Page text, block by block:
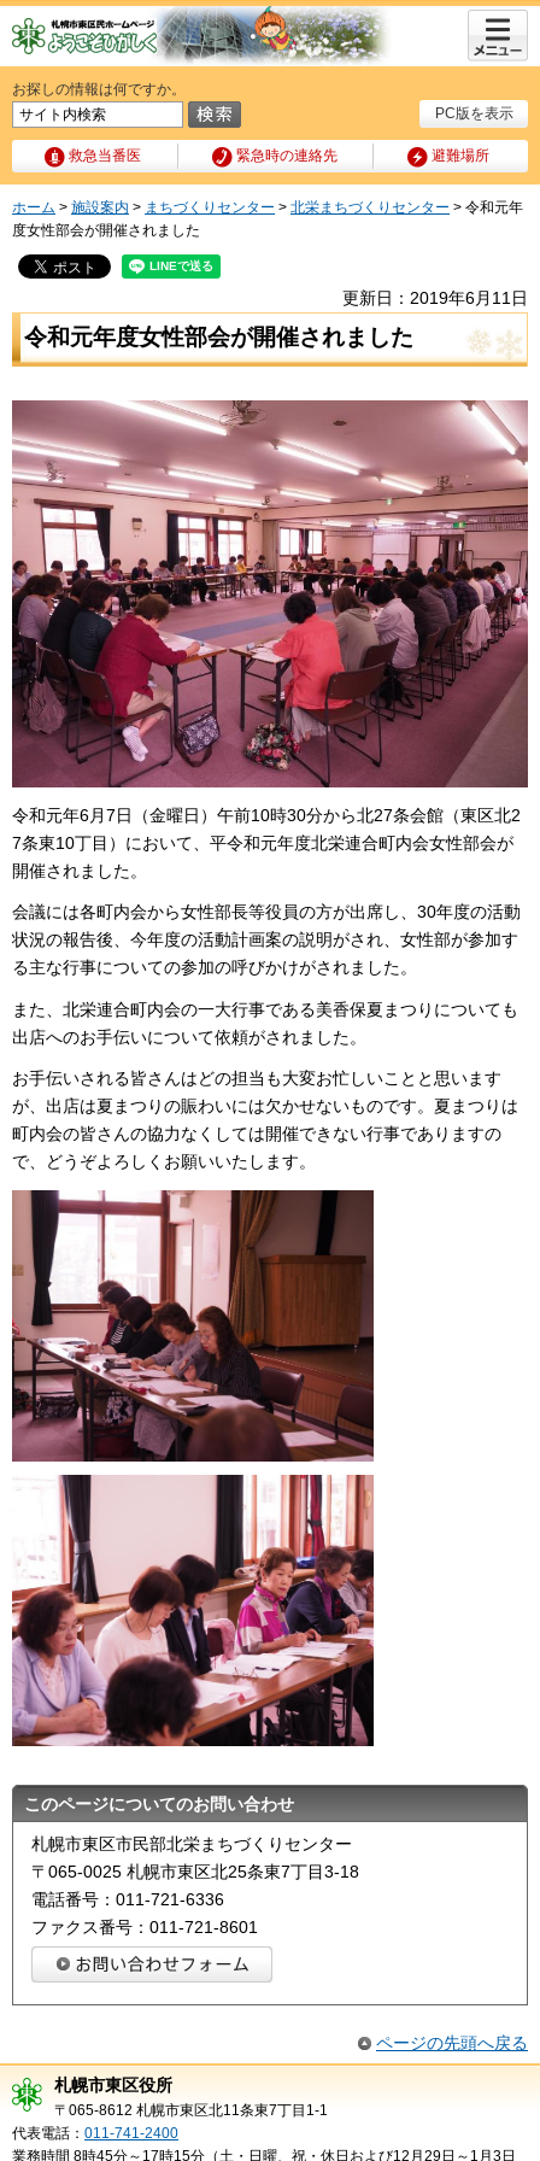
PC版を表示
お探しの情報は何ですか。
救急当番医 緊急時の連絡先 避難場所
メニュ
ー
ホーム > 施設案内 > まちづくりセンター > 北栄まちづくりセンター > 令和元年
度女性部会が開催されました
更新日：2019年6月11日
令和元年度女性部会が開催されました
令和元年6月7日（金曜日）午前10時30分から北27条会館（東区北2
7条東10丁目）において、平令和元年度北栄連合町内会女性部会が
開催されました。
会議には各町内会から女性部長等役員の方が出席し、30年度の活動
状況の報告後、今年度の活動計画案の説明がされ、女性部が参加す
る主な行事についての参加の呼びかけがされました。
また、北栄連合町内会の一大行事である美香保夏まつりについても
出店へのお手伝いについて依頼がされました。
お手伝いされる皆さんはどの担当も大変お忙しいことと思います
が、出店は夏まつりの賑わいには欠かせないものです。夏まつりは
町内会の皆さんの協力なくしては開催できない行事でありますの
で、どうぞよろしくお願いいたします。
このページについてのお問い合わせ
札幌市東区市民部北栄まちづくりセンター
〒065-0025 札幌市東区北25条東7丁目3-18
電話番号：011-721-6336
ファクス番号：011-721-8601
ページの先頭へ戻る
札幌市東区役所
〒065-8612 札幌市東区北11条東7丁目1-1
代表電話： 011-741-2400
業務時間 8時45分～17時15分（土・日曜、祝・休日および12月29日～1月3日